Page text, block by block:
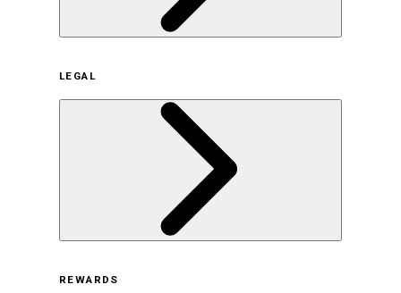
サステナビリティの取り組み（日本）
サステナビリティの取り組み（米国/英語）
ヒストリー
採用情報
LEGAL
REWARDS